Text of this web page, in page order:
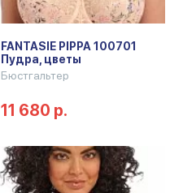
FANTASIE PIPPA 100701
Пудра, цветы
Бюстгальтер
11 680 р.